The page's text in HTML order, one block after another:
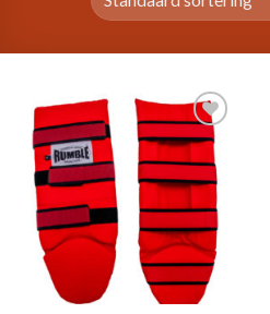
Toevoegen
aan
verlanglijst